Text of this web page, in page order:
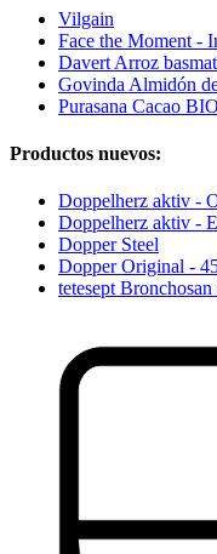
Vilgain
Face the Moment -
Davert Arroz
Govinda Almidón
Purasana Cacao
Productos nuevos:
Doppelherz aktiv -
Doppelherz aktiv -
Dopper Steel
Dopper Original -
tetesept